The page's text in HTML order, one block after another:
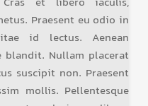
Praesent eu odio in
id lectus. Aenean
Nullam placerat
suscipit non. Praesent
mollis. Pellentesque